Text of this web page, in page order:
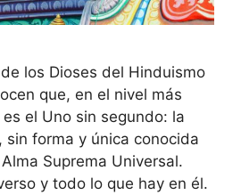
los Dioses del Hinduismo
que, en el nivel más
el Uno sin segundo: la
sin forma y única conocida
Suprema Universal.
y todo lo que hay en él.